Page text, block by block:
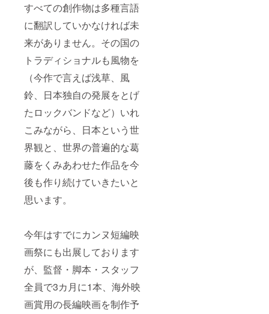
すべての創作物は多種言語
に翻訳していかなければ未
来がありません。その国の
トラディショナルも風物を
（今作で言えば浅草、風
鈴、日本独自の発展をとげ
たロックバンドなど）いれ
こみながら、日本という世
界観と、世界の普遍的な葛
藤をくみあわせた作品を今
後も作り続けていきたいと
思います。
今年はすでにカンヌ短編映
画祭にも出展しております
が、監督・脚本・スタッフ
全員で3カ月に1本、海外映
画賞用の長編映画を制作予